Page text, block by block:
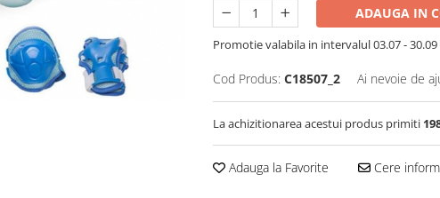
ADAUGA IN
Promotie valabila in intervalul 03.07 -
Cod Produs: C18507_2 Ai nevoie de
La achizitionarea acestui produs primiti
Adauga la Favorite Cere